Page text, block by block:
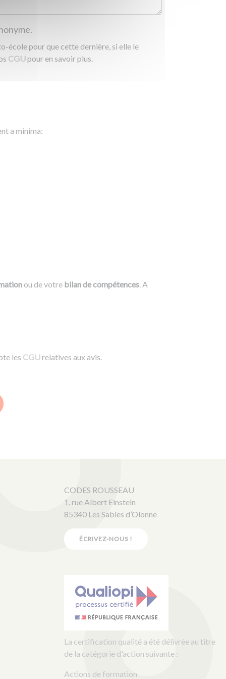
école pour que cette dernière, si elle le
CGUpour en savoir plus.
a minima:
ou de votre bilan de compétences. A
les CGUrelatives aux avis.
CODES ROUSSEAU
1, rue Albert Einstein
85340 Les Sables d’Olonne
ÉCRIVEZ-NOUS !
La certification qualité a été délivrée au titre
de la catégorie d'action suivante :
Actions de formation